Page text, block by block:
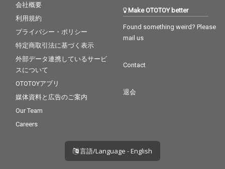
会社概要
利用規約
プライバシー・ポリシー
特定商取引法に基づく表示
外部データ連携しているサービ
スについて
OTOTOYアプリ
媒体資料と広告のご案内
Our Team
Careers
Make OTOTOY better
Found something weird? Please
mail us
Contact
退会
言語/Language - English